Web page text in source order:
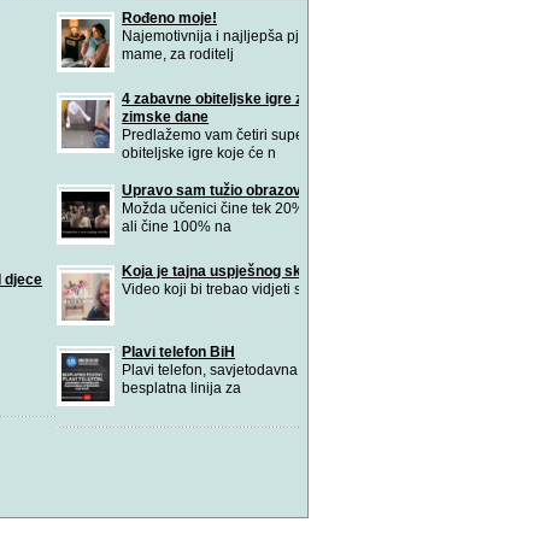
Rođeno moje!
Najemotivnija i najljepša pjesma i spot za
mame, za roditelj
4 zabavne obiteljske igre za dosadne
zimske dane
Predlažemo vam četiri superzabavne
obiteljske igre koje će n
Upravo sam tužio obrazovni sustav!
Možda učenici čine tek 20% naše populacije,
ali čine 100% na
Koja je tajna uspješnog skolovanja?
Video koji bi trebao vidjeti svaki roditelj!
Plavi telefon BiH
Plavi telefon, savjetodavna, anonimna i
besplatna linija za